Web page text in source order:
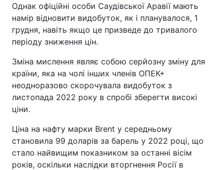
Однак офіційні особи Саудівської Аравії мають
намір відновити видобуток, як і планувалося, 1
грудня, навіть якщо це призведе до тривалого
періоду зниження цін.
Зміна мислення являє собою серйозну зміну для
країни, яка на чолі інших членів ОПЕК+
неодноразово скорочувала видобуток з
листопада 2022 року в спробі зберегти високі
ціни.
Ціна на нафту марки Brent у середньому
становила 99 доларів за барель у 2022 році, що
стало найвищим показником за останні вісім
років, оскільки наслідки вторгнення Росії в